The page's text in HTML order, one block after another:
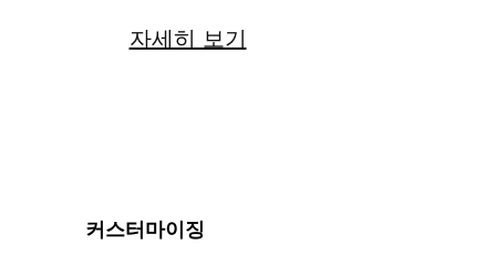
자세히 보기
커스터마이징